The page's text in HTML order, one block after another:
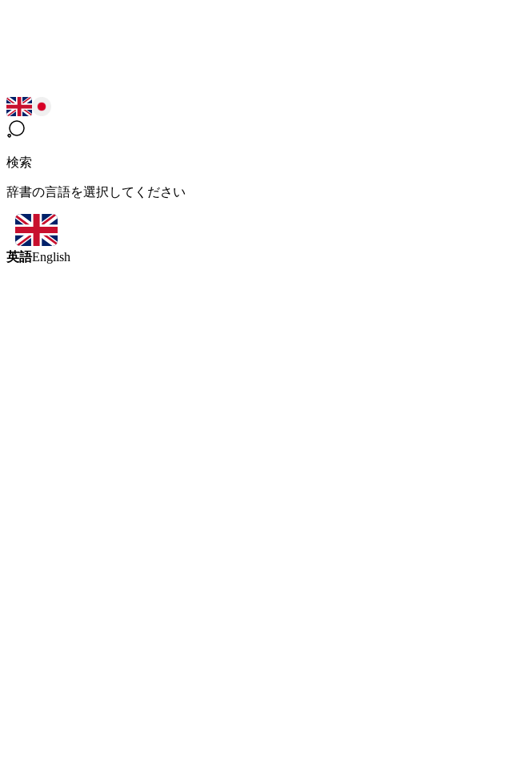
検索
辞書の言語を選択してください
英語English